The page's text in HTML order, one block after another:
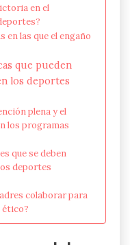
en el
en las que el engaño
que pueden
los deportes
plena y el
los programas
que se deben
deportes
colaborar para